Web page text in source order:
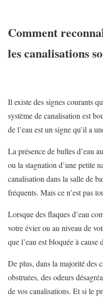
Comment
les canalisations
Il existe des signes courants
système de canalisation est
de l’eau est un signe qu’il a
La présence de bulles d’eau
ou la stagnation d’unepetite
canalisation dans la salle de
fréquents. Mais ce n’est pas
Lorsque des flaques d’eau
votre évier ou au niveau de
que l’eau est bloquée à cause
De plus, dans la majorité des
obstruées, des odeurs
de vos canalisations. Et si le